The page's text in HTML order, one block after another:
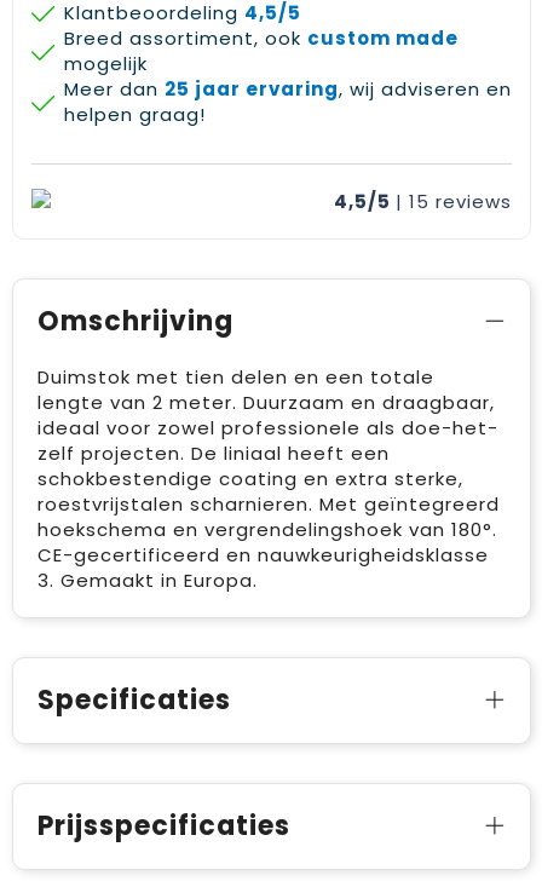
Klantbeoordeling 4,5/5
Breed assortiment, ook custom made
mogelijk
Meer dan 25 jaar ervaring, wij adviseren en
helpen graag!
4,5/5 | 15 reviews
Omschrijving
Duimstok met tien delen en een totale
lengte van 2 meter. Duurzaam en draagbaar,
ideaal voor zowel professionele als doe-het-
zelf projecten. De liniaal heeft een
schokbestendige coating en extra sterke,
roestvrijstalen scharnieren. Met geïntegreerd
hoekschema en vergrendelingshoek van 180°.
CE-gecertificeerd en nauwkeurigheidsklasse
3. Gemaakt in Europa.
Specificaties
Prijsspecificaties